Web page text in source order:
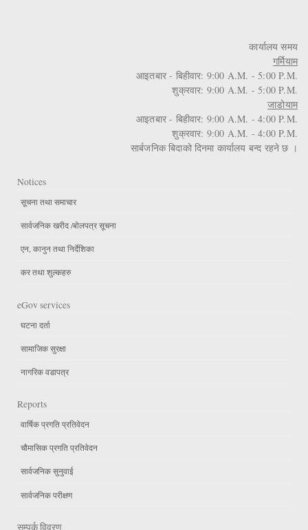
कार्यालय समय
गर्मियाम
आइतबार - बिहीवार: 9:00 A.M. - 5:00 P.M.
शुक्रवार: 9:00 A.M. - 5:00 P.M.
जाडोयाम
आइतबार - बिहीवार: 9:00 A.M. - 4:00 P.M.
शुक्रवार: 9:00 A.M. - 4:00 P.M.
सार्बजनिक बिदाको दिनमा कार्यालय बन्द रहने छ ।
Notices
सूचना तथा समाचार
सार्वजनिक खरीद /बोलपत्र सूचना
एन, कानुन तथा निर्देशिका
कर तथा शुल्कहरु
eGov services
घटना दर्ता
सामाजिक सुरक्षा
नागरिक वडापत्र
Reports
वार्षिक प्रगति प्रतिवेदन
चौमासिक प्रगति प्रतिवेदन
सार्वजनिक सुनुवाई
सार्वजनिक परीक्षण
सम्पर्क विवरण